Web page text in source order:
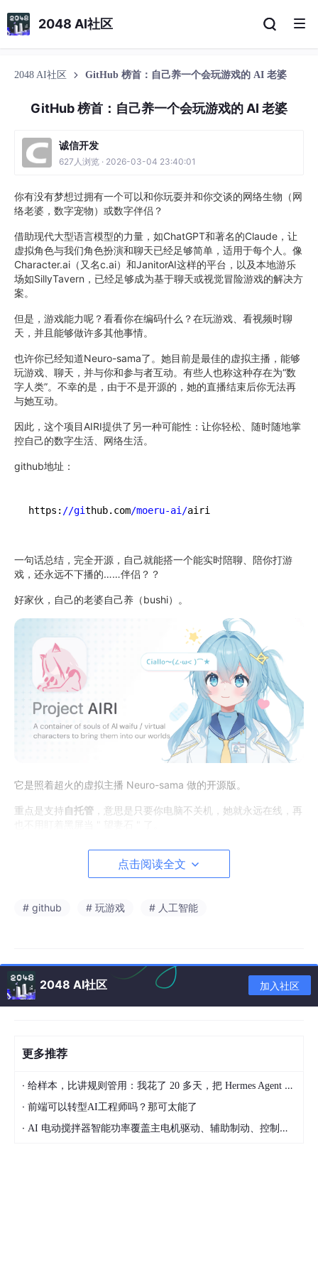
2048 AI社区
2048 AI社区 GitHub 榜首：自己养一个会玩游戏的 AI 老婆
GitHub 榜首：自己养一个会玩游戏的 AI 老婆
诚信开发
627人浏览 · 2026-03-04 23:40:01
你有没有梦想过拥有一个可以和你玩耍并和你交谈的网络生物（网
络老婆，数字宠物）或数字伴侣？
借助现代大型语言模型的力量，如ChatGPT和著名的Claude，让
虚拟角色与我们角色扮演和聊天已经足够简单，适用于每个人。像
Character.ai（又名c.ai）和JanitorAI这样的平台，以及本地游乐
场如SillyTavern，已经足够成为基于聊天或视觉冒险游戏的解决方
案。
但是，游戏能力呢？看看你在编码什么？在玩游戏、看视频时聊
天，并且能够做许多其他事情。
也许你已经知道Neuro-sama了。她目前是最佳的虚拟主播，能够
玩游戏、聊天，并与你和参与者互动。有些人也称这种存在为“数
字人类”。不幸的是，由于不是开源的，她的直播结束后你无法再
与她互动。
因此，这个项目AIRI提供了另一种可能性：让你轻松、随时随地掌
控自己的数字生活、网络生活。
github地址：
https: //github.com/moeru-ai/
一句话总结，完全开源，自己就能搭一个能实时陪聊、陪你打游
戏，还永远不下播的……伴侣？？
好家伙，自己的老婆自己养（bushi）。
它是照着超火的虚拟主播 Neuro-sama 做的开源版。
重点是支持自托管 ，意思是只要你电脑不关机，她就永远在线，再
而且不只是陪聊这么简单，配置好了，它还能在《我的世界》里带
你挖矿盖房，在《异星工厂》里帮你搓零件。
Neuro-sama 开源版
要说 AIRI 为什么能火，得先聊聊它的 " 前辈 "Neuro-sama。
点击阅读全文
# github # 玩游戏 # 人工智能
2048 AI社区 加入社区
更多推荐
· 给样本，比讲规则管用：我花了 20 多天，把 Hermes Agent 训练成能独立交付的 Dify 开发助手
· 前端可以转型AI工程师吗？那可太能了
· AI 电动搅拌器智能功率覆盖主电机驱动、辅助制动、控制供电的完整选型方案